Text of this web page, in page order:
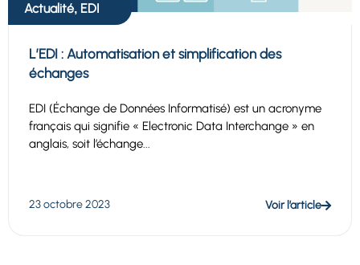
Actualité, EDI
L’EDI : Automatisation et simplification des
échanges
EDI (Échange de Données Informatisé) est un acronyme
français qui signifie « Electronic Data Interchange » en
anglais, soit l’échange...
23 octobre 2023 Voir l’article